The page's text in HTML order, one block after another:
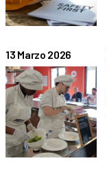
13 Marzo 2026